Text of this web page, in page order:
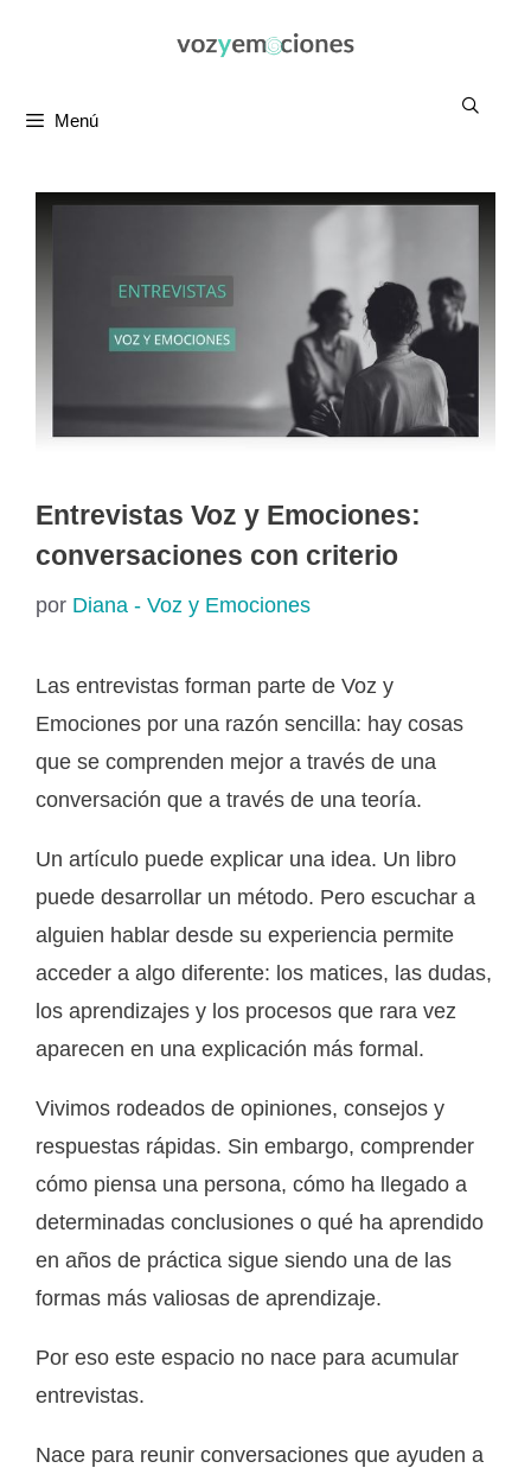
Menú
Entrevistas Voz y Emociones:
conversaciones con criterio
por Diana - Voz y Emociones
Las entrevistas forman parte de Voz y
Emociones por una razón sencilla: hay cosas
que se comprenden mejor a través de una
conversación que a través de una teoría.
Un artículo puede explicar una idea. Un libro
puede desarrollar un método. Pero escuchar a
alguien hablar desde su experiencia permite
acceder a algo diferente: los matices, las dudas,
los aprendizajes y los procesos que rara vez
aparecen en una explicación más formal.
Vivimos rodeados de opiniones, consejos y
respuestas rápidas. Sin embargo, comprender
cómo piensa una persona, cómo ha llegado a
determinadas conclusiones o qué ha aprendido
en años de práctica sigue siendo una de las
formas más valiosas de aprendizaje.
Por eso este espacio no nace para acumular
entrevistas.
Nace para reunir conversaciones que ayuden a